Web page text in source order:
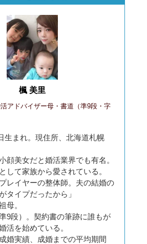
楓 美里
アドバイザー母・書道（準9段・字
生まれ。現住所、北海道札幌
顔美女だと婚活業界でも有名。
して家族から愛されている。
レイヤーの整体師。夫の結婚の
タイプだったから」
母。
9段）。契約書の筆跡に誰もが
活を始めている。
婚実績、成婚までの平均期間